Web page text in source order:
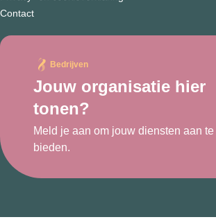
Contact
Bedrijven
Jouw organisatie hier
tonen?
Meld je aan om jouw diensten aan te
bieden.